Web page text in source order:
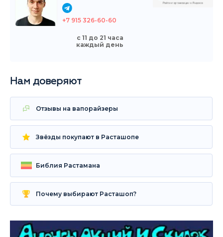
+7 915 326-60-60
с 11 до 21 часа
каждый день
Нам доверяют
Отзывы на вапорайзеры
Звёзды покупают в Расташопе
Библия Растамана
Почему выбирают Расташоп?